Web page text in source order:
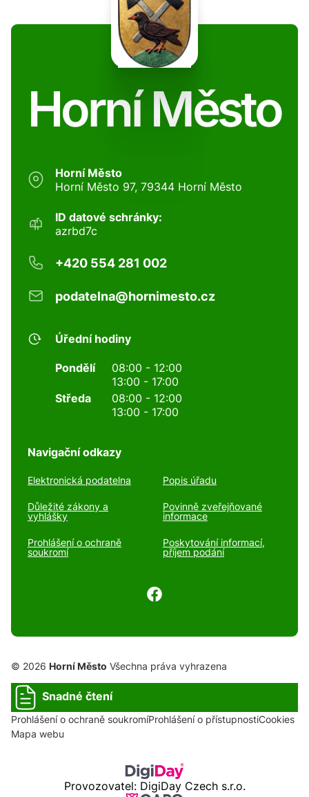
Horní Město
Horní Město
Horní Město 97, 79344 Horní Město
ID datové schránky:
azrbd7c
+420 554 281 002
podatelna@hornimesto.cz
Úřední hodiny
Pondělí
08:00 - 12:00
13:00 - 17:00
Středa
08:00 - 12:00
13:00 - 17:00
Navigační odkazy
Elektronická podatelna Popis úřadu
Důležité zákony a
vyhlášky
Povinně zveřejňované
informace
Prohlášení o ochraně
soukromí
Poskytování informací,
příjem podání
© 2026 Horní Město Všechna práva vyhrazena
Snadné čtení
Prohlášení o ochraně soukromíProhlášení o přístupnostiCookies
Mapa webu
Provozovatel: DigiDay Czech s.r.o.